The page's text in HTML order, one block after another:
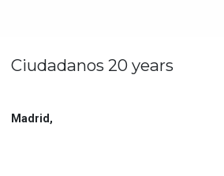
Ciudadanos 20 years
Madrid ,